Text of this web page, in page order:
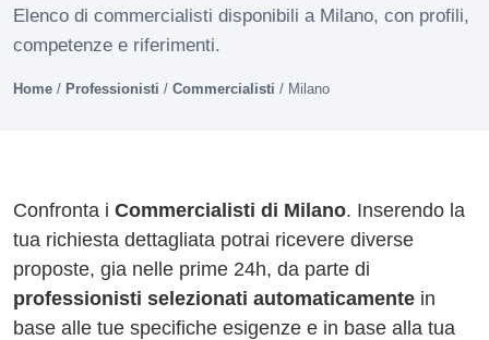
Elenco di commercialisti disponibili a Milano, con profili,
competenze e riferimenti.
Home / Professionisti / Commercialisti / Milano
Confronta i Commercialisti di Milano. Inserendo la
tua richiesta dettagliata potrai ricevere diverse
proposte, gia nelle prime 24h, da parte di
professionisti selezionati automaticamente in
base alle tue specifiche esigenze e in base alla tua